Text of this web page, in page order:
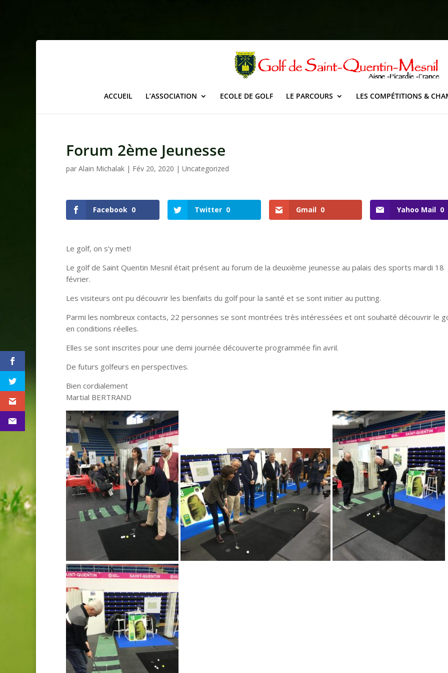
ACCUEIL L’ASSOCIATION ECOLE DE GOLF LE PARCOURS LES COMPÉTITIONS &
Forum 2ème Jeunesse
par Alain Michalak | Fév 20, 2020 | Uncategorized
Facebook 0 Twitter 0 Gmail 0 Yahoo Mail 0
Le golf, on s’y met!
Le golf de Saint Quentin Mesnil était présent au forum de la deuxième jeunesse au palais des sports mardi 18
février.
Les visiteurs ont pu découvrir les bienfaits du golf pour la santé et se sont initier au putting.
Parmi les nombreux contacts, 22 personnes se sont montrées très intéressées et ont souhaité découvrir le
en conditions réelles.
Elles se sont inscrites pour une demi journée découverte programmée fin avril.
De futurs golfeurs en perspectives.
Bien cordialement
Martial BERTRAND